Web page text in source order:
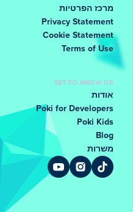
מרכז הפרטיות
Privacy Statement
Cookie Statement
Terms of Use
GET TO KNOW US
אודות
Poki for Developers
Poki Kids
Blog
משרות